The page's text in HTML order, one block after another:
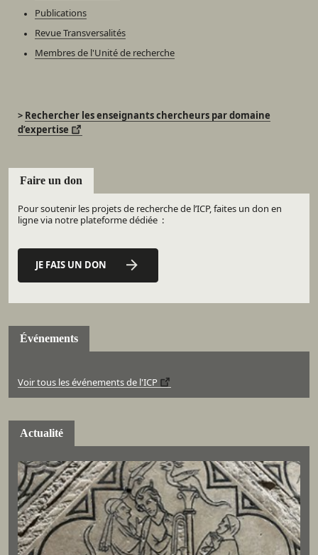
Publications
Revue Transversalités
Membres de l'Unité de recherche
> Rechercher les enseignants chercheurs par domaine
d’expertise
Faire un don
Pour soutenir les projets de recherche de l’ICP, faites un don en
ligne via notre plateforme dédiée :
JE FAIS UN DON
Événements
Voir tous les événements de l'ICP
Actualité